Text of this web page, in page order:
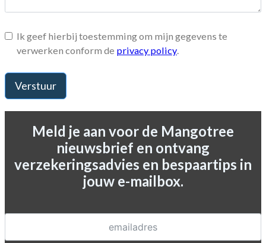
Ik geef hierbij toestemming om mijn gegevens te
verwerken conform de privacy policy.
Verstuur
Meld je aan voor de Mangotree
nieuwsbrief en ontvang
verzekeringsadvies en bespaartips in
jouw e-mailbox.